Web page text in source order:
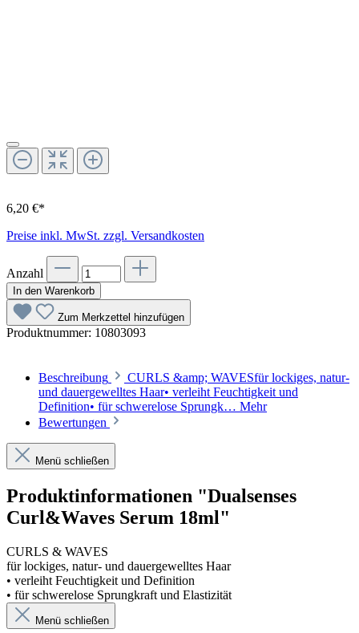
6,20 €*
Preise inkl. MwSt. zzgl. Versandkosten
Anzahl
In den Warenkorb
Zum Merkzettel hinzufügen
Produktnummer: 10803093
Beschreibung
CURLS &amp; WAVESfür lockiges, natur-
und dauergewelltes Haar• verleiht Feuchtigkeit und
Definition• für schwerelose Sprungk… Mehr
Bewertungen
Menü schließen
Produktinformationen "Dualsenses
Curl&Waves Serum 18ml"
CURLS & WAVES
für lockiges, natur- und dauergewelltes Haar
• verleiht Feuchtigkeit und Definition
• für schwerelose Sprungkraft und Elastizität
Menü schließen